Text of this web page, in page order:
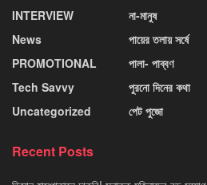
INTERVIEW
News
PROMOTIONAL
Tech Savvy
Uncategorized
না-মানুষ
পায়ের তলায় সর্ষে
পালা- পাব্বণ
পুরনো দিনের কথা
পেট পুজো
Recent Posts